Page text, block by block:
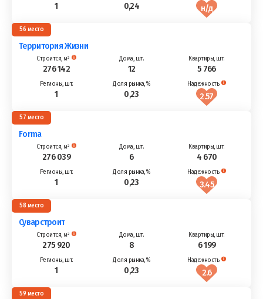
1 0,24 н/д
56
Территория Жизни
276 142 12 5 766
1 0,23 2.57
57
Forma
276 039 6 4 670
1 0,23 3.45
58
Суварстроит
275 920 8 6 199
1 0,23 2.6
59